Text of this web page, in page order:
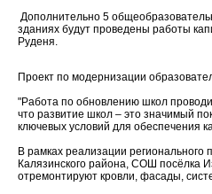
Дополнительно 5
зданиях будут проведены работы
Руденя.
Проект по модернизации
"Работа по обновлению школ
что развитие школ – это значимый
ключевых условий для обеспечения
В рамках реализации
Калязинского района, СОШ посёлка
отремонтируют кровли, фасады,